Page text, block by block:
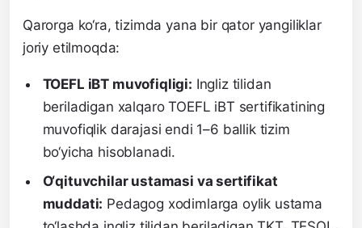
Qarorga ko‘ra, tizimda yana bir qator yangiliklar
joriy etilmoqda:
TOEFL iBT muvofiqligi: Ingliz tilidan
beriladigan xalqaro TOEFL iBT sertifikatining
muvofiqlik darajasi endi 1–6 ballik tizim
bo‘yicha hisoblanadi.
O‘qituvchilar ustamasi va sertifikat
muddati: Pedagog xodimlarga oylik ustama